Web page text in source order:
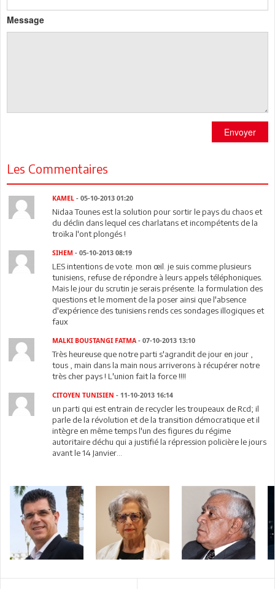
Message
Envoyer
Les Commentaires
KAMEL - 05-10-2013 01:20
Nidaa Tounes est la solution pour sortir le pays du chaos et
du déclin dans lequel ces charlatans et incompétents de la
troïka l'ont plongés !
SIHEM - 05-10-2013 08:19
LES intentions de vote. mon œil. je suis comme plusieurs
tunisiens, refuse de répondre à leurs appels téléphoniques.
Mais le jour du scrutin je serais présente. la formulation des
questions et le moment de la poser ainsi que l'absence
d'expérience des tunisiens rends ces sondages illogiques et
faux
MALKI BOUSTANGI FATMA - 07-10-2013 13:10
Très heureuse que notre parti s'agrandit de jour en jour ,
tous , main dans la main nous arriverons à récupérer notre
très cher pays ! L'union fait la force !!!!
CITOYEN TUNISIEN - 11-10-2013 16:14
un parti qui est entrain de recycler les troupeaux de Rcd; il
parle de la révolution et de la transition démocratique et il
intègre en même temps l'un des figures du régime
autoritaire déchu qui a justifié la répression policière le jours
avant le 14 Janvier...